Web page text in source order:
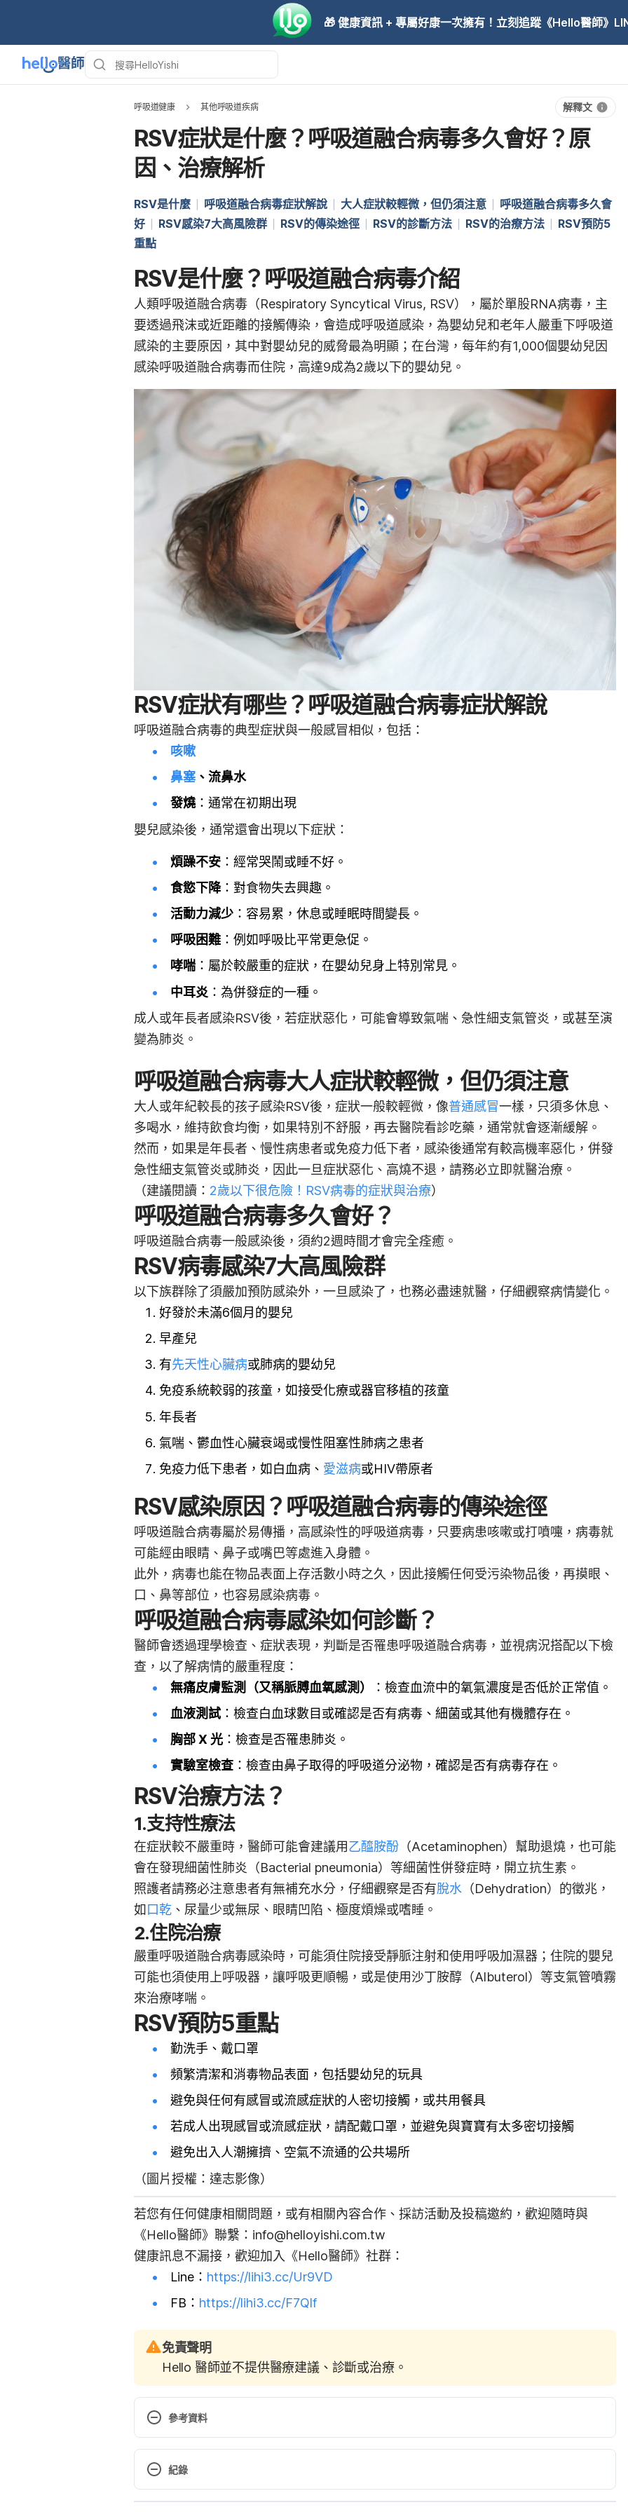
🎁 健康資訊 + 專屬好康一次擁有！立刻追蹤《Hello醫師》
呼吸道健康 其他呼吸道疾病 解釋文
RSV症狀是什麼？呼吸道融合病毒多久會好？原
因、治療解析
RSV是什麼 呼吸道融合病毒症狀解說 大人症狀較輕微，但仍須注意
呼吸道融合病毒多久會
好
RSV感染7大高風險群 RSV的傳染途徑 RSV的診斷方法 RSV的治療方法
RSV預防5
重點
RSV是什麼？呼吸道融合病毒介紹
人類呼吸道融合病毒（Respiratory Syncytical Virus, RSV），屬於單股RNA病毒，主
要透過飛沫或近距離的接觸傳染，會造成呼吸道感染，為嬰幼兒和老年人嚴重下呼吸道
感染的主要原因，其中對嬰幼兒的威脅最為明顯；在台灣，每年約有1,000個嬰幼兒因
感染呼吸道融合病毒而住院，高達9成為2歲以下的嬰幼兒。
RSV症狀有哪些？呼吸道融合病毒症狀解說
呼吸道融合病毒的典型症狀與一般感冒相似，包括：
咳嗽
鼻塞 、流鼻水
發燒：通常在初期出現
嬰兒感染後，通常還會出現以下症狀：
煩躁不安 ：經常哭鬧或睡不好。
食慾下降：對食物失去興趣。
活動力減少 ：容易累，休息或睡眠時間變長。
呼吸困難 ：例如呼吸比平常更急促。
哮喘 ：屬於較嚴重的症狀，在嬰幼兒身上特別常見。
中耳炎 ：為併發症的一種。
成人或年長者感染RSV後，若症狀惡化，可能會導致氣喘、急性細支氣管炎，或甚至演
變為肺炎。
呼吸道融合病毒大人症狀較輕微，但仍須注意
大人或年紀較長的孩子感染RSV後，症狀一般較輕微，像普通感冒一樣，只須多休息、
多喝水，維持飲食均衡，如果特別不舒服，再去醫院看診吃藥，通常就會逐漸緩解。
然而，如果是年長者、慢性病患者或免疫力低下者，感染後通常有較高機率惡化，併發
急性細支氣管炎或肺炎，因此一旦症狀惡化、高燒不退，請務必立即就醫治療。
（建議閱讀： 2歲以下很危險！RSV病毒的症狀與治療）
呼吸道融合病毒多久會好？
呼吸道融合病毒一般感染後，須約2週時間才會完全痊癒。
RSV病毒感染7大高風險群
以下族群除了須嚴加預防感染外，一旦感染了，也務必盡速就醫，仔細觀察病情變化。
好發於未滿6個月的嬰兒
早產兒
有先天性心臟病或肺病的嬰幼兒
免疫系統較弱的孩童，如接受化療或器官移植的孩童
年長者
氣喘、鬱血性心臟衰竭或慢性阻塞性肺病之患者
免疫力低下患者，如白血病、 愛滋病或HIV帶原者
RSV感染原因？呼吸道融合病毒的傳染途徑
呼吸道融合病毒屬於易傳播，高感染性的呼吸道病毒，只要病患咳嗽或打噴嚏，病毒就
可能經由眼睛、鼻子或嘴巴等處進入身體。
此外，病毒也能在物品表面上存活數小時之久，因此接觸任何受污染物品後，再摸眼、
口、鼻等部位，也容易感染病毒。
呼吸道融合病毒感染如何診斷？
醫師會透過理學檢查、症狀表現，判斷是否罹患呼吸道融合病毒，並視病況搭配以下檢
查，以了解病情的嚴重程度：
無痛皮膚監測（又稱脈膊血氧感測）
：檢查血流中的氧氣濃度是否低於正常值。
血液測試 ：檢查白血球數目或確認是否有病毒、細菌或其他有機體存在。
胸部X 光 ：檢查是否罹患肺炎。
實驗室檢查 ：檢查由鼻子取得的呼吸道分泌物，確認是否有病毒存在。
RSV治療方法？
1.支持性療法
在症狀較不嚴重時，醫師可能會建議用乙醯胺酚 （Acetaminophen）幫助退燒，也可能
會在發現細菌性肺炎 （Bacterial pneumonia） 等細菌性併發症時，開立抗生素。
照護者請務必注意患者有無補充水分，仔細觀察是否有脫水 （Dehydration）的徵兆，
如口乾 、尿量少或無尿、眼睛凹陷、極度煩燥或嗜睡。
2.住院治療
嚴重呼吸道融合病毒感染時，可能須住院接受靜脈注射和使用呼吸加濕器；住院的嬰兒
可能也須使用上呼吸器，讓呼吸更順暢，或是使用沙丁胺醇 （Albuterol） 等支氣管噴霧
來治療哮喘。
RSV預防5重點
勤洗手、戴口罩
頻繁清潔和消毒物品表面，包括嬰幼兒的玩具
避免與任何有感冒或流感症狀的人密切接觸，或共用餐具
若成人出現感冒或流感症狀，請配戴口罩，並避免與寶寶有太多密切接觸
避免出入人潮擁擠、空氣不流通的公共場所
（圖片授權：達志影像）
若您有任何健康相關問題，或有相關內容合作、採訪活動及投稿邀約，歡迎隨時與
《Hello醫師》聯繫： info@helloyishi.com.tw
健康訊息不漏接，歡迎加入《Hello醫師》社群：
Line： https://lihi3.cc/Ur9VD
FB： https://lihi3.cc/F7Qlf
免責聲明
Hello 醫師並不提供醫療建議、診斷或治療。
參考資料
http://www.webmd.com/lung/tc/respiratory-syncytial-virus-rsv-infection-home-
treatment
紀錄